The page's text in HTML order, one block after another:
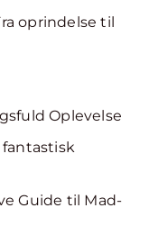
oprindelse til
Oplevelse
Guide til Mad-